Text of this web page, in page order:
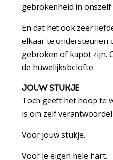
gebrokenheid in
En dat het ook zeer
elkaar te ondersteunen
gebroken of kapot zijn.
de huwelijksbelofte.
JOUW STUKJE
Toch geeft het hoop te
is om zelf
Voor jouw stukje.
Voor je eigen hele hart.